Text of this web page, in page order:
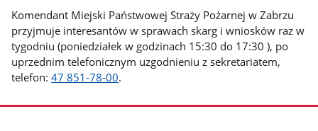
Komendant Miejski Państwowej Straży Pożarnej w Zabrzu
przyjmuje interesantów w sprawach skarg i wniosków raz w
tygodniu (poniedziałek w godzinach 15:30 do 17:30 ), po
uprzednim telefonicznym uzgodnieniu z sekretariatem,
telefon:47 851-78-00.